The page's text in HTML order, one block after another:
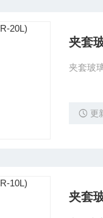
夹套
夹套玻
更
夹套